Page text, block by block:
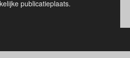
publicatieplaats.